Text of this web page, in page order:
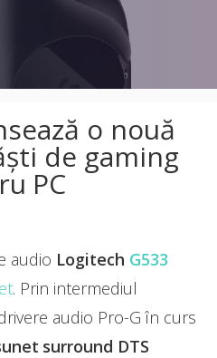
o nouă
de gaming
PC
audio Logitech G533
. Prin intermediul
audio Pro-G în curs
surround DTS